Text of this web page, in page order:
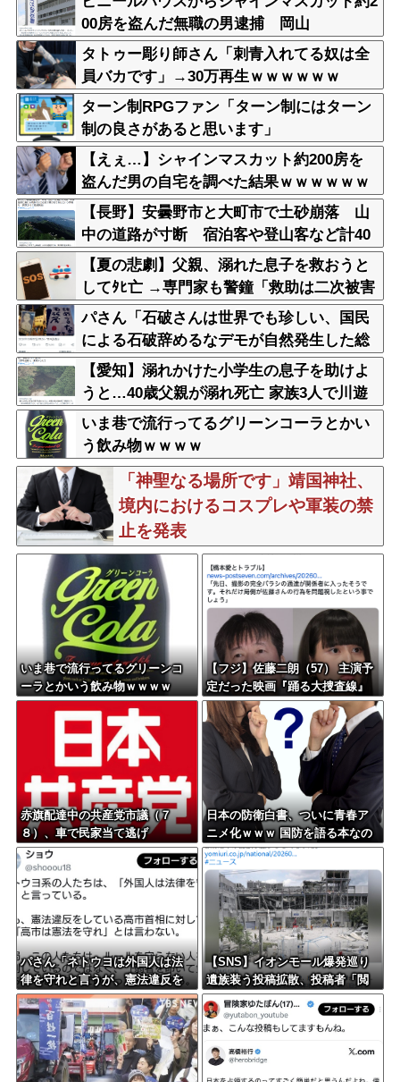
00房を盗んだ無職の男逮捕 岡山
タトゥー彫り師さん「刺青入れてる奴は全
員バカです」→30万再生ｗｗｗｗｗｗ
ターン制RPGファン「ターン制にはターン
制の良さがあると思います」
【えぇ…】シャインマスカット約200房を
盗んだ男の自宅を調べた結果ｗｗｗｗｗｗ
ｗｗ
【長野】安曇野市と大町市で土砂崩落 山
中の道路が寸断 宿泊客や登山客など計40
0人近くが孤立か 土石流で橋が流されたと
の情報も
【夏の悲劇】父親、溺れた息子を救おうと
してﾀﾋ亡 →専門家も警鐘「救助は二次被害
が多い」
パさん「石破さんは世界でも珍しい、国民
による石破辞めるなデモが自然発生した総
理大臣です」
【愛知】溺れかけた小学生の息子を助けよ
うと…40歳父親が溺れ死亡 家族3人で川遊
びに 息子は妻に助けられる
いま巷で流行ってるグリーンコーラとかい
う飲み物ｗｗｗｗ
「神聖なる場所です」靖国神社、
境内におけるコスプレや軍装の禁
止を発表
いま巷で流行ってるグリーンコ
ーラとかいう飲み物ｗｗｗｗ
【フジ】佐藤二朗（57） 主演予
定だった映画『踊る大捜査線』
スピンオフ作品の撮影中止が正
式に決定
赤旗配達中の共産党市議（７
８）、車で民家当て逃げ
日本の防衛白書、ついに青春ア
ニメ化ｗｗｗ 国防を語る本なの
に表紙が謎すぎる
パさん「ネトウヨは外国人は法
律を守れと言うが、憲法違反を
している高市には何も言わな
い」
【SNS】イオンモール爆発巡り
遺族装う投稿拡散、投稿者「閲
覧数稼ぎや承認欲求止まらなく
なった」